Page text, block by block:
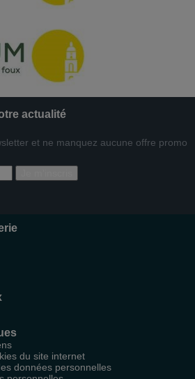
actualité
et ne manquez aucune offre promo
du site internet
données personnelles